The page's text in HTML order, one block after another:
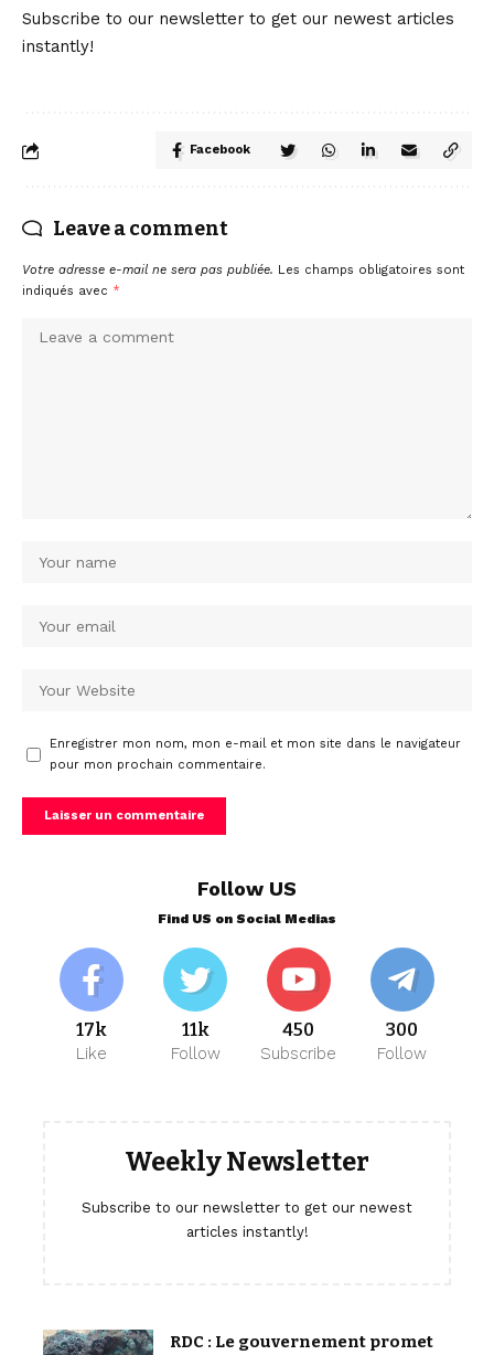
Subscribe to our newsletter to get our newest articles
instantly!
Facebook
Leave a comment
Votre adresse e-mail ne sera pas publiée. Les champs obligatoires sont
indiqués avec *
Enregistrer mon nom, mon e-mail et mon site dans le navigateur
pour mon prochain commentaire.
Follow US
Find US on Social Medias
17k
Like
11k
Follow
450
Subscribe
300
Follow
Weekly Newsletter
Subscribe to our newsletter to get our newest
articles instantly!
RDC : Le gouvernement promet